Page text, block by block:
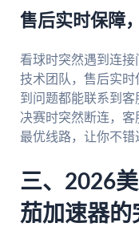
售后实时保障
看球时突然遇到连接
技术团队，售后实
到问题都能联系到
决赛时突然断连，
最优线路，让你不错
三、2026
茄加速器的